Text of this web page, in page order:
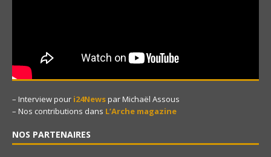
– Interview pour i24Newspar Michaël Assous
– Nos contributions dans L’Arche magazine
NOS PARTENAIRES